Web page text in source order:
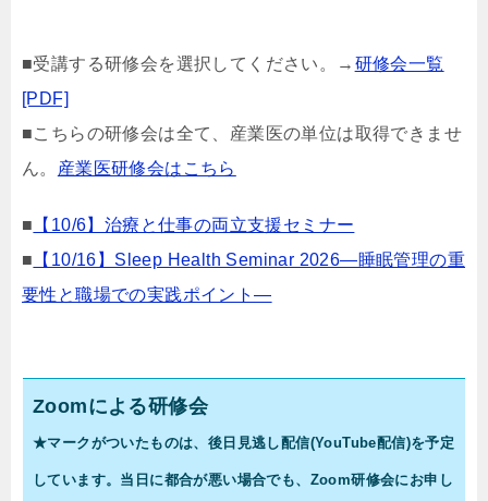
■受講する研修会を選択してください。→ 研修会一覧
[PDF]
■こちらの研修会は全て、産業医の単位は取得できませ
ん。 産業医研修会はこちら
■ 【10/6】治療と仕事の両立支援セミナー
■ 【10/16】Sleep Health Seminar 2026―睡眠管理の重
要性と職場での実践ポイント―
Zoomによる研修会
★マークがついたものは、後日見逃し配信(YouTube配信)を予定
しています。当日に都合が悪い場合でも、Zoom研修会にお申し